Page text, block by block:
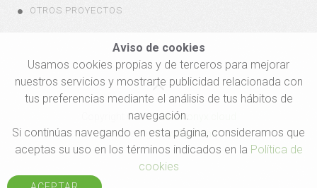
OTROS PROYECTOS
Copyright © 2016www.onyx.cloud
Powered byOnyxSystems
Aviso de cookies
Usamos cookies propias y de terceros para mejorar
nuestros servicios y mostrarte publicidad relacionada con
tus preferencias mediante el análisis de tus hábitos de
navegación.
Si continúas navegando en esta página, consideramos que
aceptas su uso en los términos indicados en la Política de
cookies